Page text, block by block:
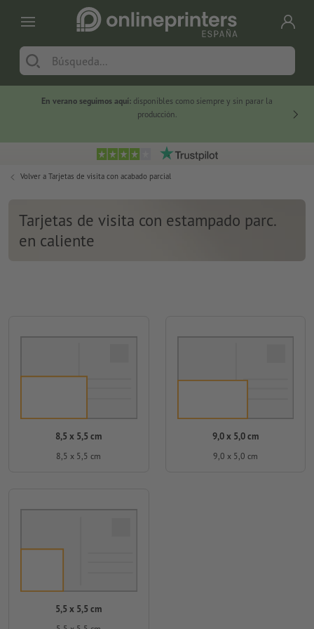
En verano seguimos aquí: disponibles como siempre y sin parar la
producción.
Volver a Tarjetas de visita con acabado parcial
Tarjetas de visita con estampado parc.
en caliente
8,5 x 5,5 cm
8,5 x 5,5 cm
9,0 x 5,0 cm
9,0 x 5,0 cm
5,5 x 5,5 cm